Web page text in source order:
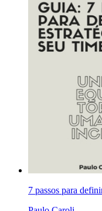
7 passos para